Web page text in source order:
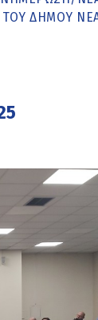
ΔΗΜΟΥ